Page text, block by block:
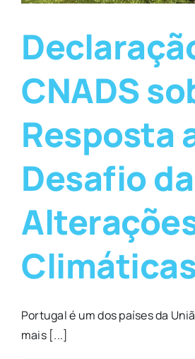
CNADS
Resposta
Desafio
Portugal é um dos países da
mais [...]